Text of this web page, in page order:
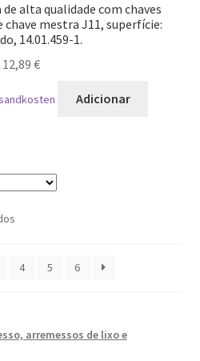
de alta qualidade com chaves
chave mestra J11, superfície:
14.01.459-1.
12,89 €
Adicionar
Ordenado
4 5 6
arremessos de lixo e